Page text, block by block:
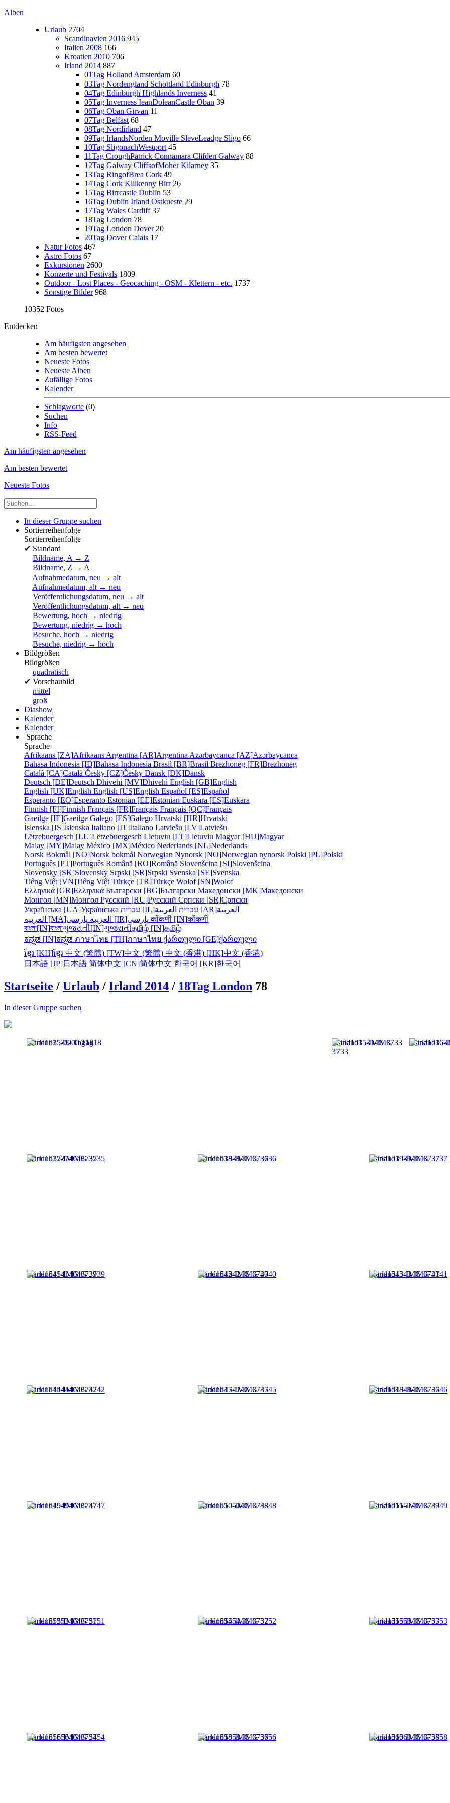
Alben
Urlaub 2704
Scandinavien 2016 945
Italien 2008 166
Kroatien 2010 706
Irland 2014 887
01Tag Holland Amsterdam 60
03Tag Nordengland Schottland Edinburgh 78
04Tag Edinburgh Highlands Inverness 41
05Tag Inverness IeanDoleanCastle Oban 39
06Tag Oban Girvan 11
07Tag Belfast 68
08Tag Nordirland 47
09Tag IrlandsNorden Moville SleveLeadge Sligo 66
10Tag SligonachWestport 45
11Tag CroughPatrick Connamara Clifden Galway 88
12Tag Galway CliffsofMoher Kilarney 35
13Tag RingofBrea Cork 49
14Tag Cork Killkenny Birr 26
15Tag Birrcastle Dublin 53
16Tag Dublin Irland Ostkueste 29
17Tag Wales Cardiff 37
18Tag London 78
19Tag London Dover 20
20Tag Dover Calais 17
Natur Fotos 467
Astro Fotos 67
Exkursionen 2600
Konzerte und Festivals 1809
Outdoor - Lost Places - Geocaching - OSM - Klettern - etc. 1737
Sonstige Bilder 968
10352 Fotos
Entdecken
Am häufigsten angesehen
Am besten bewertet
Neueste Fotos
Neueste Alben
Zufällige Fotos
Kalender
Schlagworte (0)
Suchen
Info
RSS-Feed
Am häufigsten angesehen
Am besten bewertet
Neueste Fotos
In dieser Gruppe suchen
Sortierreihenfolge
Sortierreihenfolge
✔ Standard
Bildname, A → Z
Bildname, Z → A
Aufnahmedatum, neu → alt
Aufnahmedatum, alt → neu
Veröffentlichungsdatum, neu → alt
Veröffentlichungsdatum, alt → neu
Bewertung, hoch → niedrig
Bewertung, niedrig → hoch
Besuche, hoch → niedrig
Besuche, niedrig → hoch
Bildgrößen
Bildgrößen
quadratisch
✔ Vorschaubild
mittel
groß
Diashow
Kalender
Kalender
Sprache
Sprache
Afrikaans [ZA]Afrikaans Argentina [AR]Argentina Azərbaycanca [AZ]Azərbaycanca
Bahasa Indonesia [ID]Bahasa Indonesia Brasil [BR]Brasil Brezhoneg [FR]Brezhoneg
Català [CA]Català Česky [CZ]Česky Dansk [DK]Dansk
Deutsch [DE]Deutsch Dhivehi [MV]Dhivehi English [GB]English
English [UK]English English [US]English Español [ES]Español
Esperanto [EO]Esperanto Estonian [EE]Estonian Euskara [ES]Euskara
Finnish [FI]Finnish Français [FR]Français Français [QC]Français
Gaeilge [IE]Gaeilge Galego [ES]Galego Hrvatski [HR]Hrvatski
Íslenska [IS]Íslenska Italiano [IT]Italiano Latviešu [LV]Latviešu
Lëtzebuergesch [LU]Lëtzebuergesch Lietuviu [LT]Lietuviu Magyar [HU]Magyar
Malay [MY]Malay México [MX]México Nederlands [NL]Nederlands
Norsk Bokmål [NO]Norsk bokmål Norwegian Nynorsk [NO]Norwegian nynorsk Polski [PL]Polski
Português [PT]Português Română [RO]Română Slovenšcina [SI]Slovenšcina
Slovensky [SK]Slovensky Srpski [SR]Srpski Svenska [SE]Svenska
Tiếng Việt [VN]Tiếng Việt Türkçe [TR]Türkçe Wolof [SN]Wolof
Ελληνικά [GR]Ελληνικά Български [BG]Български Македонски [MK]Македонски
Монгол [MN]Монгол Русский [RU]Русский Српски [SR]Српски
Українська [UA]Українська עברית [IL] עברית العربية [AR]العربية
العربية [MA]
العربية پارسی [IR] پارسیकोंकणी [IN]कोंकणी
বাংলা[IN]বাংলাગુજરાતી[IN]ગુજરાતીதமிழ் [IN]தமிழ்
ಕನ್ನಡ [IN]ಕನ್ನಡ ภาษาไทย [TH]ภาษาไทย ქართული [GE]ქართული
ខ្មែរ [KH]ខ្មែរ 中文 (繁體) [TW]中文 (繁體) 中文 (香港) [HK]中文 (香港)
日本語 [JP]日本語 简体中文 [CN]简体中文 한국어 [KR]한국어
Startseite / Urlaub / Irland 2014 / 18Tag London 78
In dieser Gruppe suchen
irland1535-00 Tag18 irland1535-IMG 3733 irland1536-
irland1537-IMG 3735 irland1538-IMG 3736 irland1539-IMG 3737
irland1541-IMG 3739 irland1542-IMG 3740 irland1543-IMG 3741
irland1544-IMG 3742 irland1547-IMG 3745 irland1548-IMG 3746
irland1549-IMG 3747 irland1550-IMG 3748 irland1551-IMG 3749
irland1553-IMG 3751 irland1554-IMG 3752 irland1555-IMG 3753
irland1556-IMG 3754 irland1558-IMG 3756 irland1560-IMG 3758